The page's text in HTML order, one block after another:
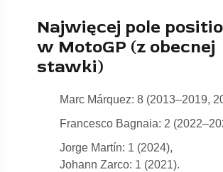
Najwięcej pole
w MotoGP (z obecnej
stawki)
Marc Márquez: 8 (2013–2019,
Francesco Bagnaia: 2
Jorge Martín: 1 (2024),
Johann Zarco: 1 (2021).